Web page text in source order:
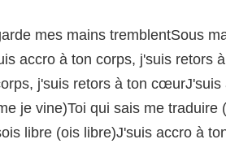
mes mains tremblentSous
accro à ton corps, j'suis
j'suis retors à ton
je vine)Toi qui sais me
libre (ois libre)J'suis accro à